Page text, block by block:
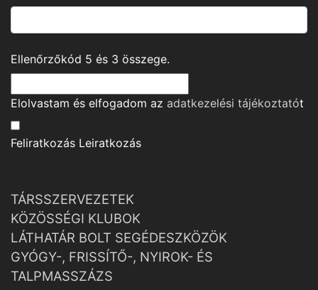
Ellenőrzőkód 5 és 3 összege.
Elolvastam és elfogadom az adatkezelési tájékoztatót
Feliratkozás Leiratkozás
TÁRSSZERVEZETEK
KÖZÖSSÉGI KLUBOK
LÁTHATÁR BOLT SEGÉDESZKÖZÖK
GYÓGY-, FRISSÍTŐ-, NYIROK- ÉS
TALPMASSZÁZS